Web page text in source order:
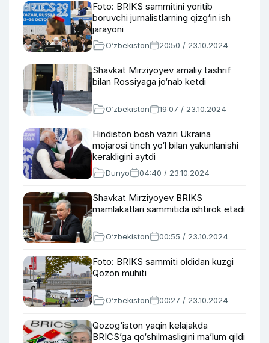
Foto: BRIKS sammitini yoritib
boruvchi jurnalistlarning qizg‘in ish
jarayoni
O‘zbekiston 20:50 / 23.10.2024
Shavkat Mirziyoyev amaliy tashrif
bilan Rossiyaga jo‘nab ketdi
O‘zbekiston 19:07 / 23.10.2024
Hindiston bosh vaziri Ukraina
mojarosi tinch yo‘l bilan yakunlanishi
kerakligini aytdi
Dunyo 04:40 / 23.10.2024
Shavkat Mirziyoyev BRIKS
mamlakatlari sammitida ishtirok etadi
O‘zbekiston 00:55 / 23.10.2024
Foto: BRIKS sammiti oldidan kuzgi
Qozon muhiti
O‘zbekiston 00:27 / 23.10.2024
Qozog‘iston yaqin kelajakda
BRICS’ga qo‘shilmasligini ma’lum qildi